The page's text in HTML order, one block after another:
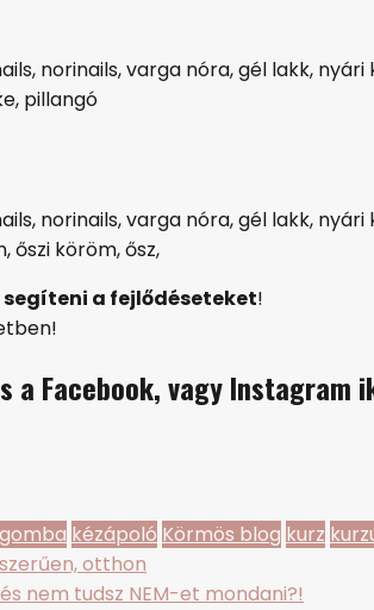
segíteni a fejlődéseteket!
Facebook, vagy Instagram
gomba kézápoló Körmös blog kurz
otthon
nem tudsz NEM-et mondani?!